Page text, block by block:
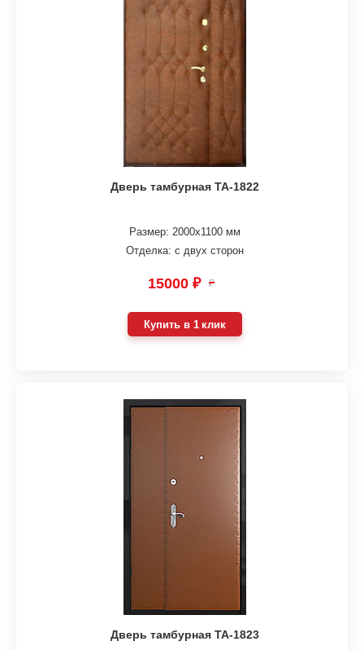
Дверь тамбурная ТА-1822
Размер: 2000х1100 мм
Отделка: с двух сторон
15000 ₽ ₽
Купить в 1 клик
Дверь тамбурная ТА-1823